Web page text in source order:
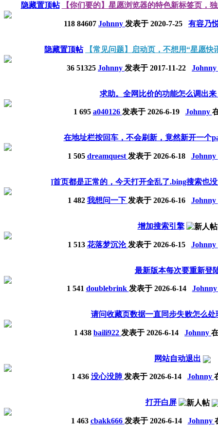
隐藏置顶帖 【你们要的】星愿浏览器的特色新标签页，
118 84607 Johnny 发表于 2020-7-25 有容乃
隐藏置顶帖 【常见问题】启动页，不想用“星愿快
36 51325 Johnny 发表于 2017-11-22 Johnny
求助。全网比价的功能怎么调出
1 695 a040126 发表于 2026-6-19 Johnny
在地址栏按回车，不会刷新，竟然新开一个
1 505 dreamquest 发表于 2026-6-18 Johnny
]首页都是正常的，今天打开全乱了.bing搜索也
1 482 我想问一下 发表于 2026-6-16 Johnny
增加搜索引擎
1 513 花落梦沉沦发表于 2026-6-15 Johnny
最新版本每次要重新登
1 541 doublebrink 发表于 2026-6-14
请问收藏页数据一直同步失败怎么处
1 438 baili922 发表于 2026-6-14 Johnny
网站自动退出
1 436 没心没肺 发表于 2026-6-14 Johnny
打开白屏
1 463 cbakk666 发表于 2026-6-14 Johnny